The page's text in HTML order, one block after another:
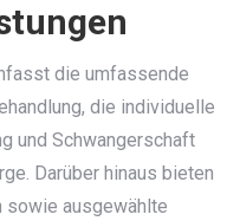
die umfassende
die individuelle
und Schwangerschaft
Darüber hinaus bieten
sowie ausgewählte